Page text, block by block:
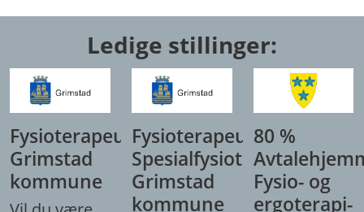
Ledige stillinger:
Fysioterapeut,
Grimstad
kommune
Fysioterapeut/
Spesialfysioterapeut,
Grimstad
kommune
80 %
Fysio- og
ergoterapi-